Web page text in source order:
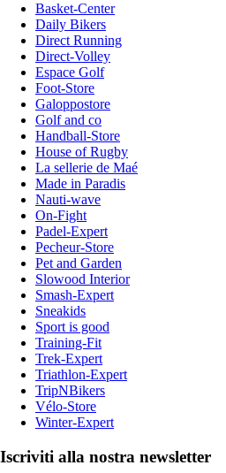
Basket-Center
Daily Bikers
Direct Running
Direct-Volley
Espace Golf
Foot-Store
Galoppostore
Golf and co
Handball-Store
House of Rugby
La sellerie de Maé
Made in Paradis
Nauti-wave
On-Fight
Padel-Expert
Pecheur-Store
Pet and Garden
Slowood Interior
Smash-Expert
Sneakids
Sport is good
Training-Fit
Trek-Expert
Triathlon-Expert
TripNBikers
Vélo-Store
Winter-Expert
Iscriviti alla nostra newsletter